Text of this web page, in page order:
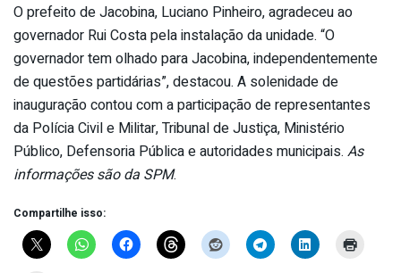
O prefeito de Jacobina, Luciano Pinheiro, agradeceu ao
governador Rui Costa pela instalação da unidade. “O
governador tem olhado para Jacobina, independentemente
de questões partidárias”, destacou. A solenidade de
inauguração contou com a participação de representantes
da Polícia Civil e Militar, Tribunal de Justiça, Ministério
Público, Defensoria Pública e autoridades municipais. As
informações são da SPM.
Compartilhe isso: